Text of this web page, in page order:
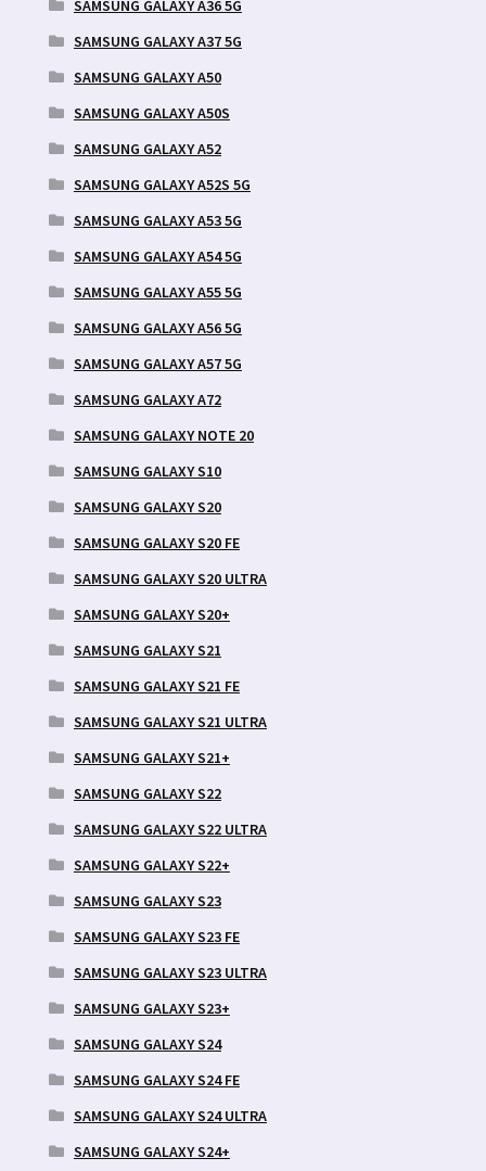
SAMSUNG GALAXY A36 5G
SAMSUNG GALAXY A37 5G
SAMSUNG GALAXY A50
SAMSUNG GALAXY A50S
SAMSUNG GALAXY A52
SAMSUNG GALAXY A52S 5G
SAMSUNG GALAXY A53 5G
SAMSUNG GALAXY A54 5G
SAMSUNG GALAXY A55 5G
SAMSUNG GALAXY A56 5G
SAMSUNG GALAXY A57 5G
SAMSUNG GALAXY A72
SAMSUNG GALAXY NOTE 20
SAMSUNG GALAXY S10
SAMSUNG GALAXY S20
SAMSUNG GALAXY S20 FE
SAMSUNG GALAXY S20 ULTRA
SAMSUNG GALAXY S20+
SAMSUNG GALAXY S21
SAMSUNG GALAXY S21 FE
SAMSUNG GALAXY S21 ULTRA
SAMSUNG GALAXY S21+
SAMSUNG GALAXY S22
SAMSUNG GALAXY S22 ULTRA
SAMSUNG GALAXY S22+
SAMSUNG GALAXY S23
SAMSUNG GALAXY S23 FE
SAMSUNG GALAXY S23 ULTRA
SAMSUNG GALAXY S23+
SAMSUNG GALAXY S24
SAMSUNG GALAXY S24 FE
SAMSUNG GALAXY S24 ULTRA
SAMSUNG GALAXY S24+